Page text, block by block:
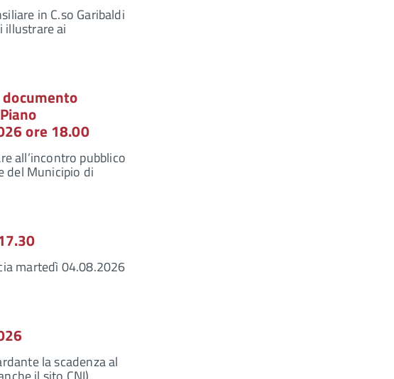
in C.so Garibaldi
illustrare ai
ore 18.00
all’incontro pubblico
del Municipio di
martedì 04.08.2026
la scadenza al